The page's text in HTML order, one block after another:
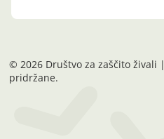
© 2026 Društvo za zaščito živali |
pridržane.